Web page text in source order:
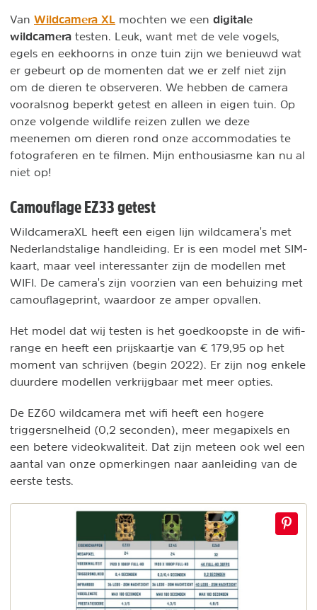
Van Wildcamera XL mochten we een digitale
wildcamera testen. Leuk, want met de vele vogels,
egels en eekhoorns in onze tuin zijn we benieuwd wat
er gebeurt op de momenten dat we er zelf niet zijn
om de dieren te observeren. We hebben de camera
vooralsnog beperkt getest en alleen in eigen tuin. Op
onze volgende wildlife reizen zullen we deze
meenemen om dieren rond onze accommodaties te
fotograferen en te filmen. Mijn enthousiasme kan nu al
niet op!
Camouflage EZ33 getest
WildcameraXL heeft een eigen lijn wildcamera's met
Nederlandstalige handleiding. Er is een model met SIM-
kaart, maar veel interessanter zijn de modellen met
WIFI. De camera's zijn voorzien van een behuizing met
camouflageprint, waardoor ze amper opvallen.
Het model dat wij testen is het goedkoopste in de wifi-
range en heeft een prijskaartje van € 179,95 op het
moment van schrijven (begin 2022). Er zijn nog enkele
duurdere modellen verkrijgbaar met meer opties.
De EZ60 wildcamera met wifi heeft een hogere
triggersnelheid (0,2 seconden), meer megapixels en
een betere videokwaliteit. Dat zijn meteen ook wel een
aantal van onze opmerkingen naar aanleiding van de
eerste tests.